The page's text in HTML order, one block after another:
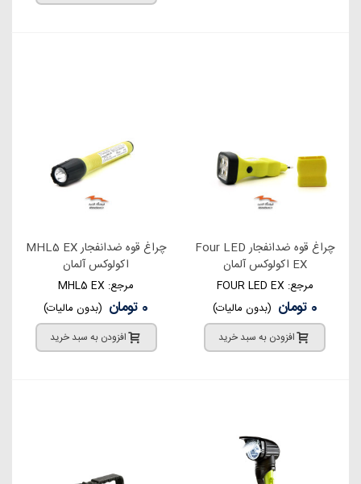
چراغ قوه ضدانفجار Four LED
EX اکولوکس آلمان
مرجع: FOUR LED EX
0 تومان (بدون مالیات)
افزودن به سبد خرید
چراغ قوه ضدانفجار MHL5 EX
اکولوکس آلمان
مرجع: MHL5 EX
0 تومان (بدون مالیات)
افزودن به سبد خرید